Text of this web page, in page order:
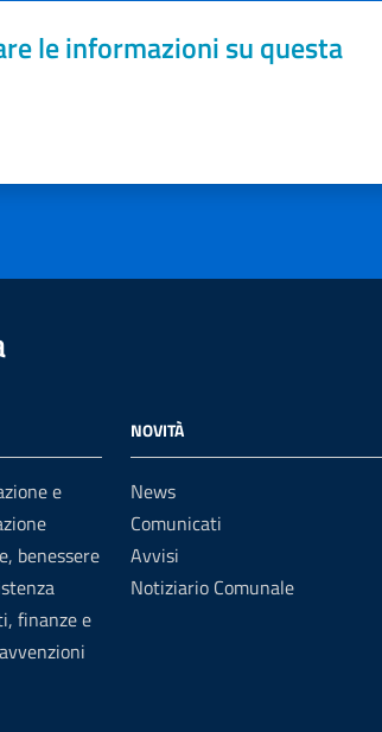
le informazioni su questa
e
benessere
finanze e
NOVITÀ
News
Comunicati
Avvisi
Notiziario Comunale